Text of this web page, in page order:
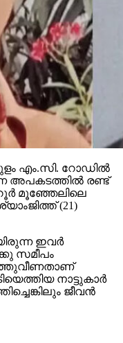
എം.സി. റോഡില്‍
അപകടത്തില്‍ രണ്ട്
മൂഞ്ഞേലിലെ
(21)
ഇവര്‍
സമീപം
നാട്ടുകാര്‍
ജീവന്‍